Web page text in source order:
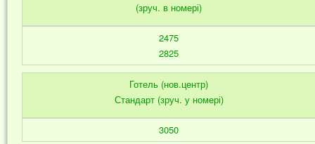
(зруч. в номері)
2475
2825
Готель (нов.центр)
Стандарт (зруч. у номері)
3050